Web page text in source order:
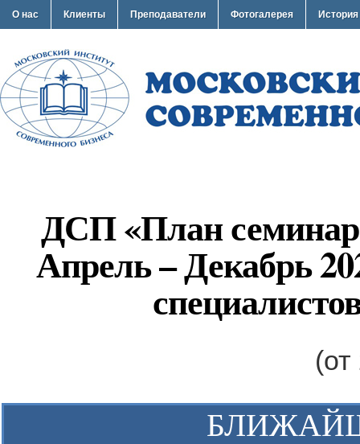
О нас Клиенты Преподаватели Фотогалерея История
ДСП «План
Апрель – Декабрь